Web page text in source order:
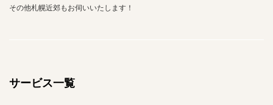
その他札幌近郊もお伺いいたします！
サービス一覧